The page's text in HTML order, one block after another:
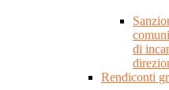
di
Rendiconti